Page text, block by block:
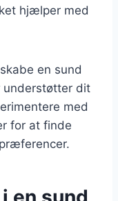
hjælper med
en sund
understøtter dit
med
for at finde